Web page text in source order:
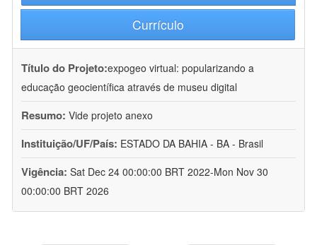
Currículo
Título do Projeto:expogeo virtual: popularizando a
educação geocientífica através de museu digital
Resumo: Vide projeto anexo
Instituição/UF/País: ESTADO DA BAHIA - BA - Brasil
Vigência: Sat Dec 24 00:00:00 BRT 2022-Mon Nov 30
00:00:00 BRT 2026